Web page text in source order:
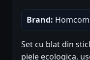
Brand: Homcom
Set cu blat din
piele ecologica,